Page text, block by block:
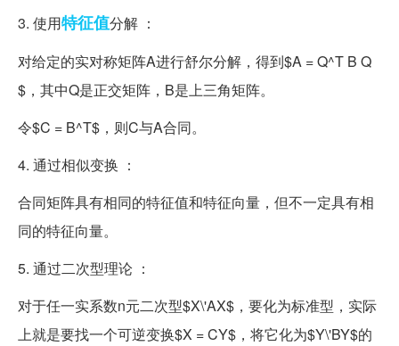
3. 使用特征值分解 ：
对给定的实对称矩阵A进行舒尔分解，得到$A = Q^T B Q
$，其中Q是正交矩阵，B是上三角矩阵。
令$C = B^T$，则C与A合同。
4. 通过相似变换 ：
合同矩阵具有相同的特征值和特征向量，但不一定具有相
同的特征向量。
5. 通过二次型理论 ：
对于任一实系数n元二次型$X\'AX$，要化为标准型，实际
上就是要找一个可逆变换$X = CY$，将它化为$Y\'BY$的